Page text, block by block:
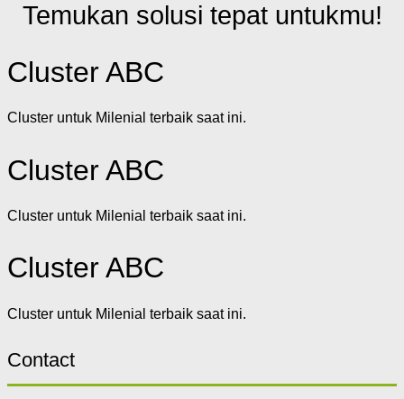
Temukan solusi tepat untukmu!
Cluster ABC
Cluster untuk Milenial terbaik saat ini.
Cluster ABC
Cluster untuk Milenial terbaik saat ini.
Cluster ABC
Cluster untuk Milenial terbaik saat ini.
Contact